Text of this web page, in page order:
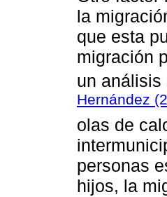
la
que esta
migración
un
Hernández
olas de
personas
hijos, la